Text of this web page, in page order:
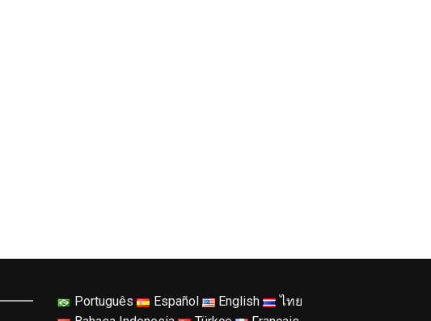
Português Español English
ไทย